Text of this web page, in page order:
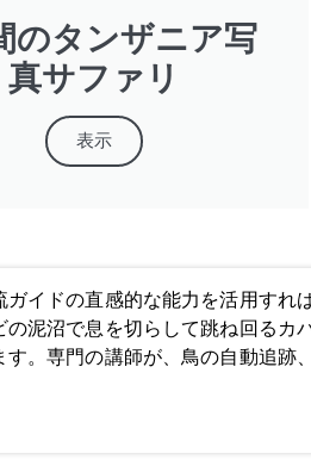
のタンザニア写
真サファリ
表示
イドの直感的な能力を活用すれ
泥沼で息を切らして跳ね回るカ
。専門の講師が、鳥の自動追跡